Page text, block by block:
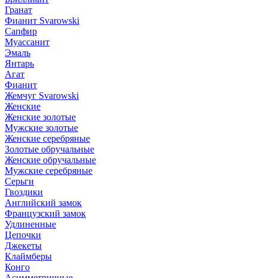
Гранат
Фианит Svarowski
Сапфир
Муассанит
Эмаль
Янтарь
Агат
Фианит
Жемчуг Svarowski
Женские
Женские золотые
Мужские золотые
Женские серебряные
Золотые обручальные
Женские обручальные
Мужские серебряные
Серьги
Гвоздики
Английский замок
Французский замок
Удлиненные
Цепочки
Джекеты
Клаймберы
Конго